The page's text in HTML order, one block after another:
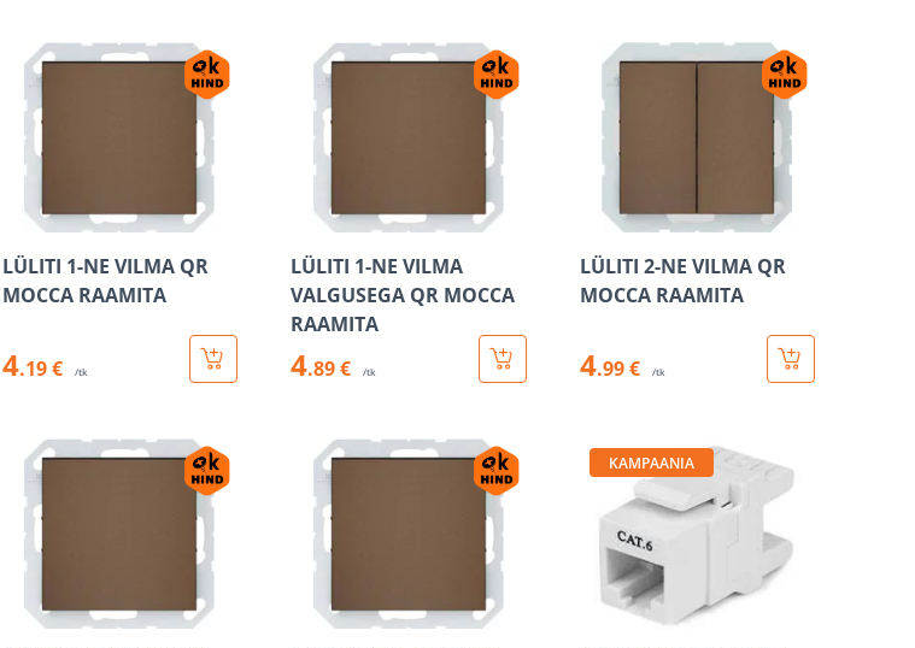
LÜLITI 1-NE VILMA QR
MOCCA RAAMITA
4.19 € /tk
LÜLITI 1-NE VILMA
VALGUSEGA QR MOCCA
RAAMITA
4.89 € /tk
LÜLITI 2-NE VILMA QR
MOCCA RAAMITA
4.99 € /tk
KAMPAANIA